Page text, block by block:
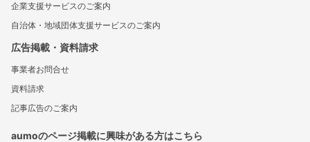
企業支援サービスのご案内
自治体・地域団体支援サービスのご案内
広告掲載・資料請求
事業者お問合せ
資料請求
記事広告のご案内
aumoのページ掲載に興味がある方はこちら